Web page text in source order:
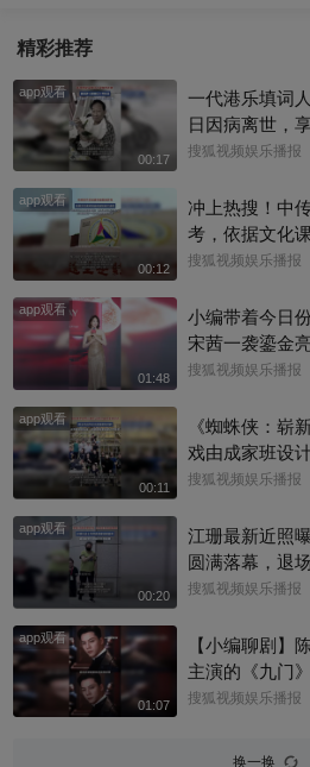
精彩推荐
app观看
00:17
一代港乐填词
日因病离世，
芳歌曲填词，
填词到幕前演
行文化的一个
搜狐视频娱乐播报
app观看
00:12
冲上热搜！中
考，依据文化
校方工作人员
搜狐视频娱乐播报
app观看
01:48
小编带着今日
宋茜一袭鎏金
牌举办的新品
有哪些趣事吧#
搜狐视频娱乐播报
app观看
00:11
《蜘蛛侠：崭
戏由成家班设
片武指张鹏师
搜狐视频娱乐播报
app观看
00:20
江珊最新近照
圆满落幕，退
捂胸口状态疲惫
搜狐视频娱乐播报
app观看
01:07
【小编聊剧】
主演的《九门
编难得一见！
搜狐视频娱乐播报
换一换